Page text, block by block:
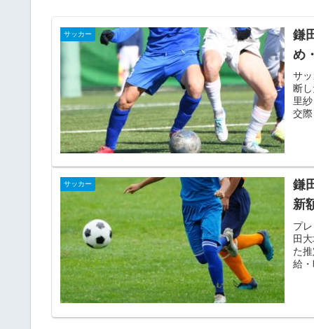
サッカー
鎌
め
サ
断
里
交
サッカー
鎌
新
プ
田
た
給